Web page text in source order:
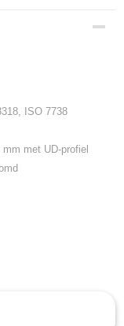
ISO 7738
met UD-profiel